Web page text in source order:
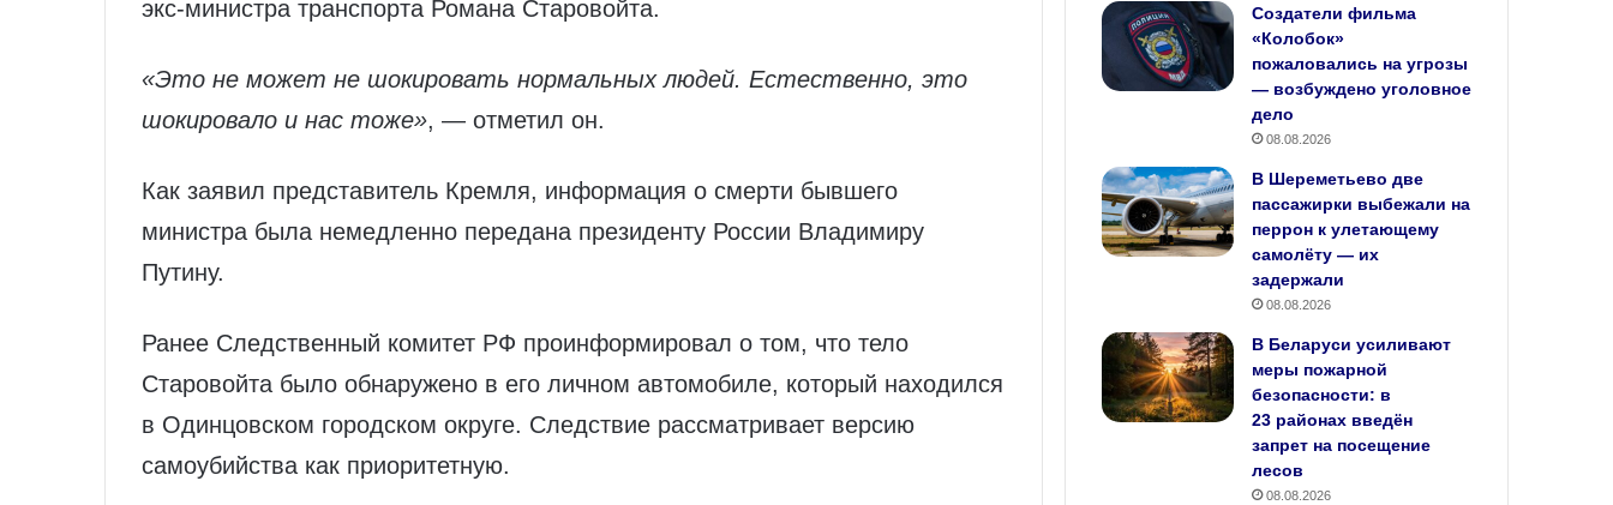
экс-министра транспорта Романа Старовойта.
«Это не может не шокировать нормальных людей. Естественно, это
шокировало и нас тоже», — отметил он.
Как заявил представитель Кремля, информация о смерти бывшего
министра была немедленно передана президенту России Владимиру
Путину.
Ранее Следственный комитет РФ проинформировал о том, что тело
Старовойта было обнаружено в его личном автомобиле, который находился
в Одинцовском городском округе. Следствие рассматривает версию
самоубийства как приоритетную.
Создатели фильма
«Колобок»
пожаловались на угрозы
— возбуждено уголовное
дело
08.08.2026
В Шереметьево две
пассажирки выбежали на
перрон к улетающему
самолёту — их
задержали
08.08.2026
В Беларуси усиливают
меры пожарной
безопасности: в
23 районах введён
запрет на посещение
лесов
08.08.2026